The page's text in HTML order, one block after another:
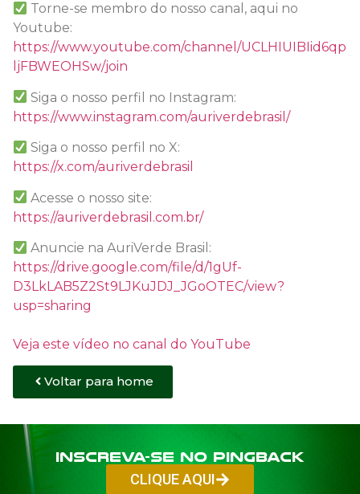
Torne-se membro do nosso canal, aqui no
Youtube:
https://www.youtube.com/channel/UCLHIUIBIid6qp
ljFBWEOHSw/join
Siga o nosso perfil no Instagram:
https://www.instagram.com/auriverdebrasil/
Siga o nosso perfil no X:
https://x.com/auriverdebrasil
Acesse o nosso site:
https://auriverdebrasil.com.br/
Anuncie na AuriVerde Brasil:
https://drive.google.com/file/d/1gUf-
D3LkLAB5Z2St9LJKuJDJ_JGoOTEC/view?
usp=sharing
Veja este vídeo no canal do YouTube
Voltar para home
Inscreva-se no PINGBACK
CLIQUE AQUI